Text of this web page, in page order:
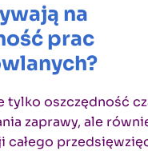
na
prac
tylko oszczędność
zaprawy, ale
całego